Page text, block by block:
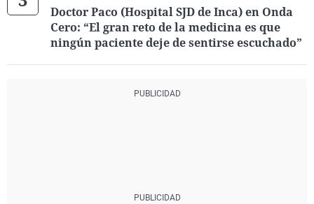
Doctor Paco (Hospital SJD de Inca) en Onda
Cero: “El gran reto de la medicina es que
ningún paciente deje de sentirse escuchado”